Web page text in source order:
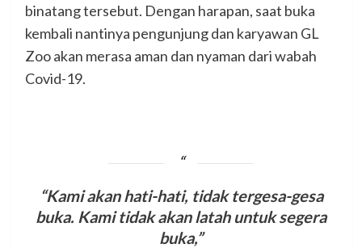
binatang tersebut. Dengan harapan, saat buka
kembali nantinya pengunjung dan karyawan GL
Zoo akan merasa aman dan nyaman dari wabah
Covid-19.
“Kami akan hati-hati, tidak tergesa-gesa
buka. Kami tidak akan latah untuk segera
buka,”